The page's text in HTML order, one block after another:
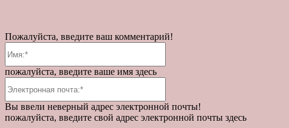
Пожалуйста, введите ваш комментарий!
пожалуйста, введите ваше имя здесь
Вы ввели неверный адрес электронной почты!
пожалуйста, введите свой адрес электронной почты здесь